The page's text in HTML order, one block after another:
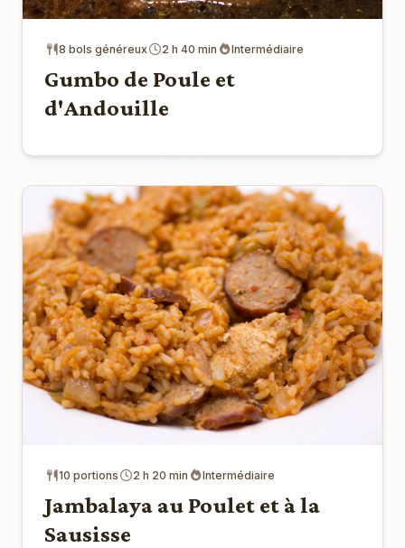
8 bols généreux 2 h 40 min Intermédiaire
Gumbo de Poule et
d'Andouille
10 portions 2 h 20 min Intermédiaire
Jambalaya au Poulet et à la
Sausisse